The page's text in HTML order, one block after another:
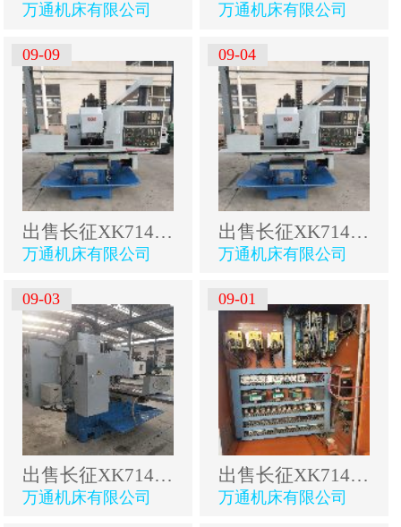
万通机床有限公司 万通机床有限公司
09-09
出售长征XK714B数控床身铣
万通机床有限公司
09-04
出售长征XK714B数控床身铣
万通机床有限公司
09-03
出售长征XK714B数控床身铣
万通机床有限公司
09-01
出售长征XK714B数控床身铣
万通机床有限公司